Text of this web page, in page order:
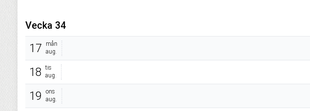
Vecka 34
17
mån
aug.
18
tis
aug.
19
ons
aug.